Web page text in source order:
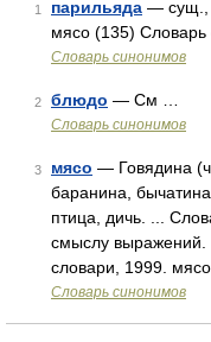
1 парильяда — сущ.,
мясо (135)
Словарь синонимов
2 блюдо — См …
Словарь синонимов
3 мясо — Говядина
баранина,
птица, дичь. ...
смыслу
словари, 1999.
Словарь синонимов